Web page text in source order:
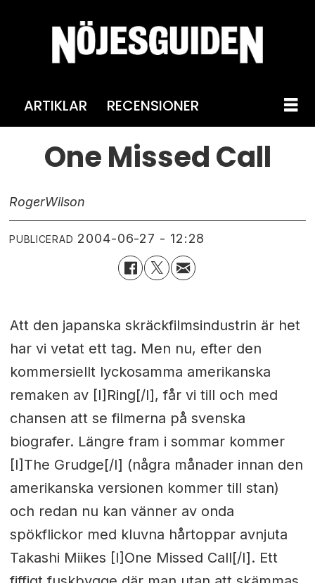
ARTIKLAR RECENSIONER
One Missed Call
RogerWilson
PUBLICERAD 2004-06-27 - 12:28
Att den japanska skräckfilmsindustrin är het
har vi vetat ett tag. Men nu, efter den
kommersiellt lyckosamma amerikanska
remaken av [I]Ring[/I], får vi till och med
chansen att se filmerna på svenska
biografer. Längre fram i sommar kommer
[I]The Grudge[/I] (några månader innan den
amerikanska versionen kommer till stan)
och redan nu kan vänner av onda
spökflickor med kluvna hårtoppar avnjuta
Takashi Miikes [I]One Missed Call[/I]. Ett